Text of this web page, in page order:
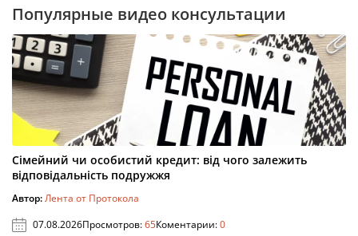
Популярные видео консультации
Сімейний чи особистий кредит: від чого залежить
відповідальність подружжя
Автор:Лента от Протокола
07.08.2026Просмотров:65Коментарии:0